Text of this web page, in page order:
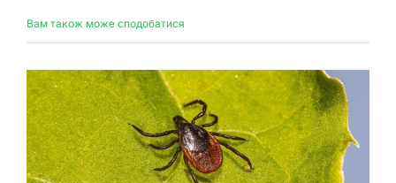
Вам також може сподобатися